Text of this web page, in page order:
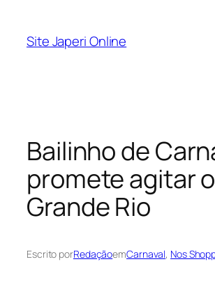
Site Japeri Online
Bailinho de
promete agitar o
Grande Rio
Escrito porRedaçãoemCarnaval, Nos